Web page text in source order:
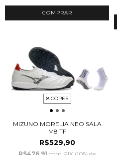
COMPRAR
8 CORES
MIZUNO MORELIA NEO SALA
M8 TF
R$529,90